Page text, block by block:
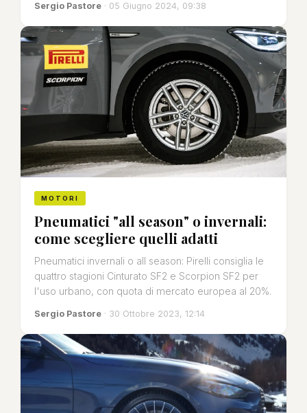
Sergio Pastore · 05 Giugno 2024, 09:38
MOTORI
Pneumatici "all season" o invernali:
come scegliere quelli adatti
Pneumatici invernali o all season: Pirelli consiglia le
quattro stagioni Cinturato SF2 e Scorpion SF2 per
l'uso urbano, con quota di mercato europea al 20%.
Sergio Pastore · 30 Ottobre 2023, 12:14